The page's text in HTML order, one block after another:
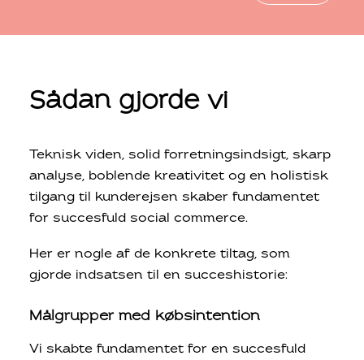
Sådan gjorde vi
Teknisk viden, solid forretningsindsigt, skarp
analyse, boblende kreativitet og en holistisk
tilgang til kunderejsen skaber fundamentet
for succesfuld social commerce.
Her er nogle af de konkrete tiltag, som
gjorde indsatsen til en succeshistorie:
Målgrupper med købsintention
Vi skabte fundamentet for en succesfuld